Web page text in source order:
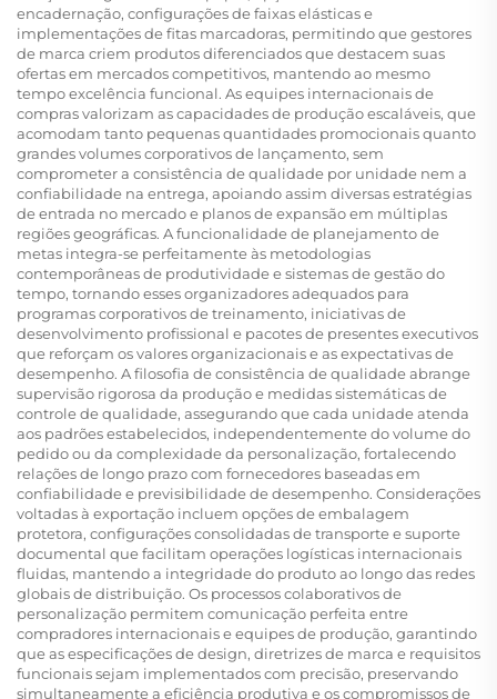
encadernação, configurações de faixas elásticas e
implementações de fitas marcadoras, permitindo que gestores
de marca criem produtos diferenciados que destacem suas
ofertas em mercados competitivos, mantendo ao mesmo
tempo excelência funcional. As equipes internacionais de
compras valorizam as capacidades de produção escaláveis, que
acomodam tanto pequenas quantidades promocionais quanto
grandes volumes corporativos de lançamento, sem
comprometer a consistência de qualidade por unidade nem a
confiabilidade na entrega, apoiando assim diversas estratégias
de entrada no mercado e planos de expansão em múltiplas
regiões geográficas. A funcionalidade de planejamento de
metas integra-se perfeitamente às metodologias
contemporâneas de produtividade e sistemas de gestão do
tempo, tornando esses organizadores adequados para
programas corporativos de treinamento, iniciativas de
desenvolvimento profissional e pacotes de presentes executivos
que reforçam os valores organizacionais e as expectativas de
desempenho. A filosofia de consistência de qualidade abrange
supervisão rigorosa da produção e medidas sistemáticas de
controle de qualidade, assegurando que cada unidade atenda
aos padrões estabelecidos, independentemente do volume do
pedido ou da complexidade da personalização, fortalecendo
relações de longo prazo com fornecedores baseadas em
confiabilidade e previsibilidade de desempenho. Considerações
voltadas à exportação incluem opções de embalagem
protetora, configurações consolidadas de transporte e suporte
documental que facilitam operações logísticas internacionais
fluidas, mantendo a integridade do produto ao longo das redes
globais de distribuição. Os processos colaborativos de
personalização permitem comunicação perfeita entre
compradores internacionais e equipes de produção, garantindo
que as especificações de design, diretrizes de marca e requisitos
funcionais sejam implementados com precisão, preservando
simultaneamente a eficiência produtiva e os compromissos de